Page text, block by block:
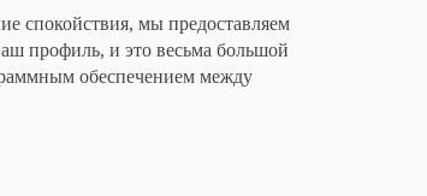
спокойствия, мы предоставляем
профиль, и это весьма большой
обеспечением между